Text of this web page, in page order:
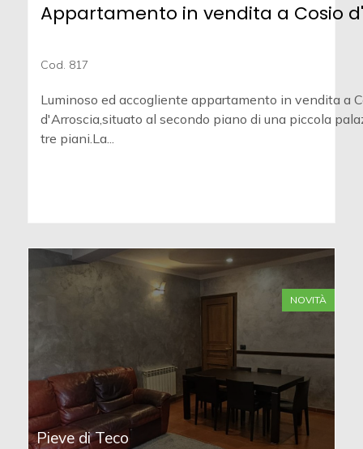
Appartamento in vendita a Cosio
Cod. 817
Luminoso ed accogliente appartamento in vendita a
d'Arroscia,situato al secondo piano di una piccola
tre piani.La...
NOVITÀ
Pieve di Teco